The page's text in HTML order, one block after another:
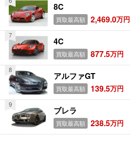
8C
買取最高額 2,469.0万円
4C
買取最高額 877.5万円
アルファGT
買取最高額 139.5万円
ブレラ
買取最高額 238.5万円